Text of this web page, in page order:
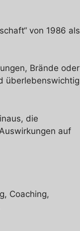
von 1986 als
Brände oder
überlebenswichtig
die
auf
Coaching,